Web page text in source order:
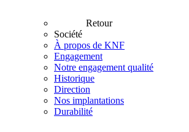
Retour
Société
À propos de KNF
Engagement
Notre engagement qualité
Historique
Direction
Nos implantations
Durabilité